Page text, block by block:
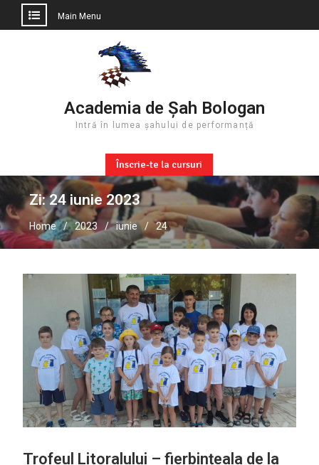
Main Menu
Academia de Șah Bologan
Intră în lumea șahului de performanță
Înscrie-te la cursuri
Zi:24 iunie 2023
Home 2023 iunie 24
Trofeul Litoralului – fierbințeala de la